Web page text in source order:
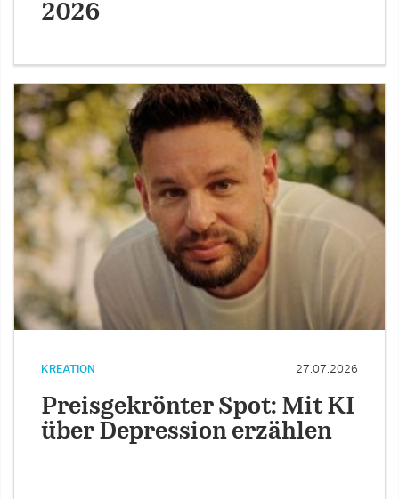
2026
KREATION 27.07.2026
Preisgekrönter Spot: Mit KI
über Depression erzählen